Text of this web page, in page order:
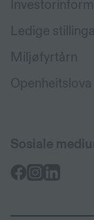
Ledige
Miljøfyrtårn
Openheitslova
Sosiale